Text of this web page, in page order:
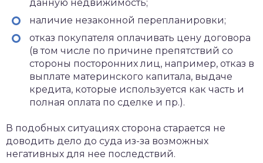
данную недвижимость;
наличие незаконной перепланировки;
отказ покупателя оплачивать цену договора
(в том числе по причине препятствий со
стороны посторонних лиц, например, отказ в
выплате материнского капитала, выдаче
кредита, которые используется как часть и
полная оплата по сделке и пр.).
В подобных ситуациях сторона старается не
доводить дело до суда из-за возможных
негативных для нее последствий.